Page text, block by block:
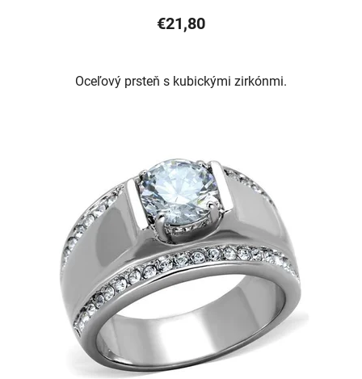
€21,80
Oceľový prsteň s kubickými zirkónmi.